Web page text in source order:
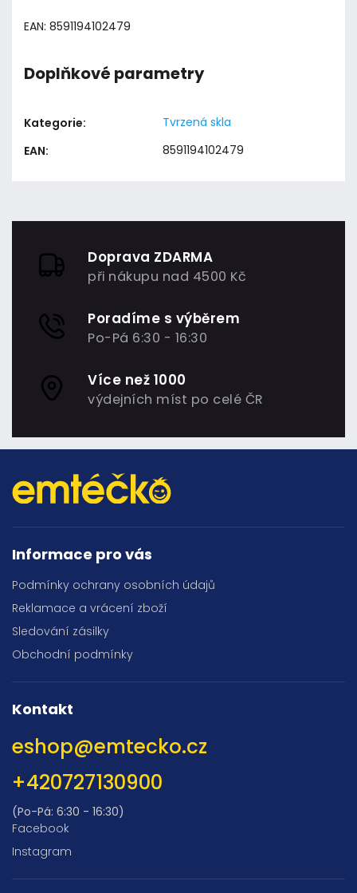
EAN: 8591194102479
Doplňkové parametry
Kategorie:
Tvrzená skla
EAN: 8591194102479
Doprava ZDARMA
při nákupu nad 4500 Kč
Poradíme s výběrem
Po-Pá 6:30 - 16:30
Více než 1000
výdejních míst po celé ČR
Informace pro vás
Podmínky ochrany osobních údajů
Reklamace a vrácení zboží
Sledování zásilky
Obchodní podmínky
Kontakt
eshop@emtecko.cz
+420727130900
(Po-Pá: 6:30 - 16:30)
Facebook
Instagram